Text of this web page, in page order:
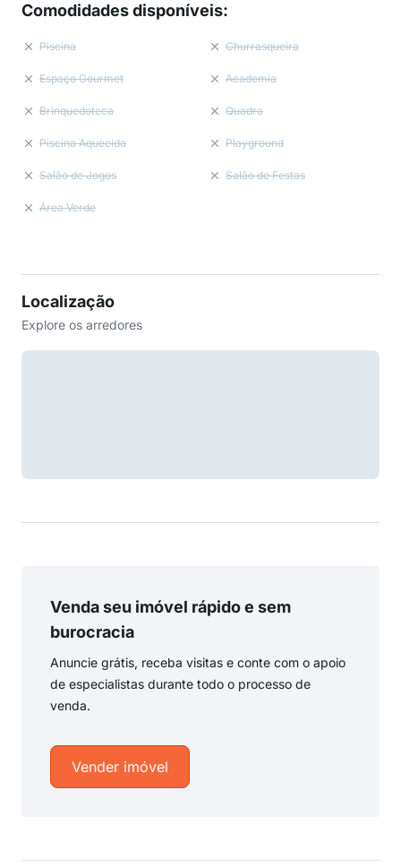
Comodidades disponíveis:
Piscina Churrasqueira
Espaço Gourmet Academia
Brinquedoteca Quadra
Piscina Aquecida Playground
Salão de Jogos Salão de Festas
Área Verde
Localização
Explore os arredores
Venda seu imóvel rápido e sem
burocracia
Anuncie grátis, receba visitas e conte com o apoio
de especialistas durante todo o processo de
venda.
Vender imóvel